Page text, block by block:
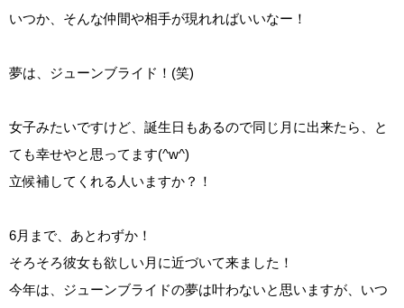
いつか、そんな仲間や相手が現れればいいなー！
夢は、ジューンブライド！(笑)
女子みたいですけど、誕生日もあるので同じ月に出来たら、と
ても幸せやと思ってます(^w^)
立候補してくれる人いますか？！
6月まで、あとわずか！
そろそろ彼女も欲しい月に近づいて来ました！
今年は、ジューンブライドの夢は叶わないと思いますが、いつ